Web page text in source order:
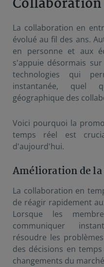
La collaboration en
évolué au fil des ans.
en personne et aux
s'appuie désormais
technologies qui
instantanée, quel
géographique des
Voici pourquoi la
temps réel est
d'aujourd'hui.
Amélioration de
La collaboration en
de réagir rapidement
Lorsque les
communiquer
résoudre les
des décisions en
changements du